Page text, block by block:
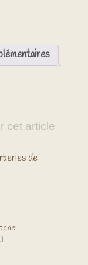
cet article
de